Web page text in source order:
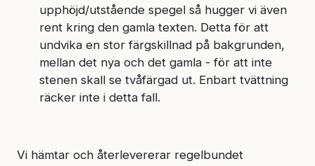
upphöjd/utstående spegel så hugger vi även
rent kring den gamla texten. Detta för att
undvika en stor färgskillnad på bakgrunden,
mellan det nya och det gamla - för att inte
stenen skall se tvåfärgad ut. Enbart tvättning
räcker inte i detta fall.
Vi hämtar och återlevererar regelbundet